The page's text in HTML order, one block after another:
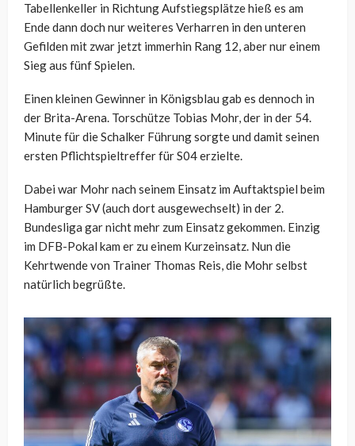
Tabellenkeller in Richtung Aufstiegsplätze hieß es am
Ende dann doch nur weiteres Verharren in den unteren
Gefilden mit zwar jetzt immerhin Rang 12, aber nur einem
Sieg aus fünf Spielen.
Einen kleinen Gewinner in Königsblau gab es dennoch in
der Brita-Arena. Torschütze Tobias Mohr, der in der 54.
Minute für die Schalker Führung sorgte und damit seinen
ersten Pflichtspieltreffer für S04 erzielte.
Dabei war Mohr nach seinem Einsatz im Auftaktspiel beim
Hamburger SV (auch dort ausgewechselt) in der 2.
Bundesliga gar nicht mehr zum Einsatz gekommen. Einzig
im DFB-Pokal kam er zu einem Kurzeinsatz. Nun die
Kehrtwende von Trainer Thomas Reis, die Mohr selbst
natürlich begrüßte.